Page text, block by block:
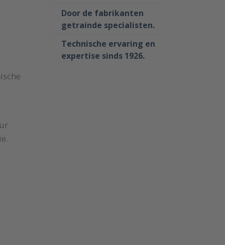
Door de fabrikanten
getrainde specialisten.
Technische ervaring en
expertise sinds 1926.